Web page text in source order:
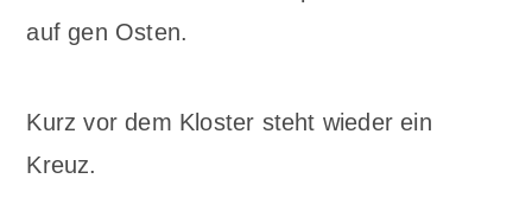
auf gen Osten.
Kurz vor dem Kloster steht wieder ein
Kreuz.